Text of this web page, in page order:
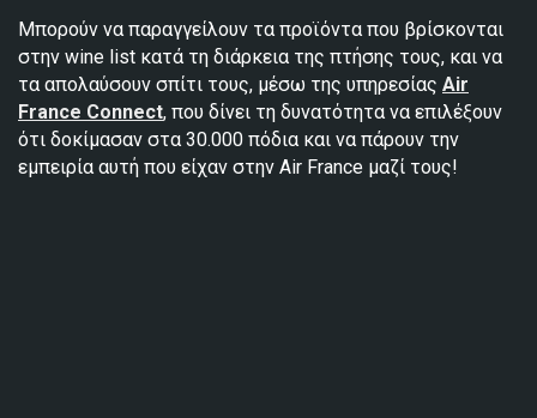
Μπορούν να παραγγείλουν τα προϊόντα που βρίσκονται
στην wine list κατά τη διάρκεια της πτήσης τους, και να
τα απολαύσουν σπίτι τους, μέσω της υπηρεσίας Air
France Connect, που δίνει τη δυνατότητα να επιλέξουν
ότι δοκίμασαν στα 30.000 πόδια και να πάρουν την
εμπειρία αυτή που είχαν στην Air France μαζί τους!